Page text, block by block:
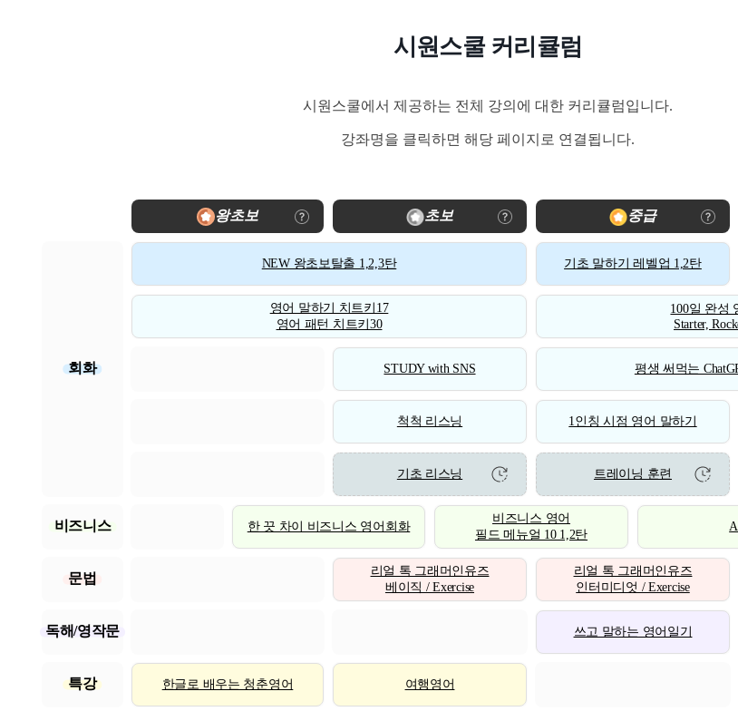
시원스쿨 커리큘럼
시원스쿨에서 제공하는 전체 강의에 대한 커리큘럼입니다.
강좌명을 클릭하면 해당 페이지로 연결됩니다.
왕초보 초보 중급
회화
NEW 왕초보탈출 1,2,3탄 기초 말하기 레벨업 1,2탄
영어 말하기 치트키17
영어 패턴 치트키30
100일 완성
Starter,
STUDY with SNS 평생 써먹는
척척 리스닝 1인칭 시점 영어 말하기
기초 리스닝 트레이닝 훈련
비즈니스 한 끗 차이 비즈니스 영어회화
비즈니스 영어
필드 메뉴얼 10 1,2탄
문법
리얼 톡 그래머인유즈
베이직 / Exercise
리얼 톡 그래머인유즈
인터미디엇 / Exercise
독해/영작문 쓰고 말하는 영어일기
특강 한글로 배우는 청춘영어 여행영어